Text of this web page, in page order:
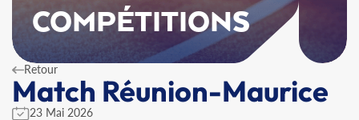
COMPÉTITIONS
Retour
Match Réunion-Maurice
23 Mai 2026